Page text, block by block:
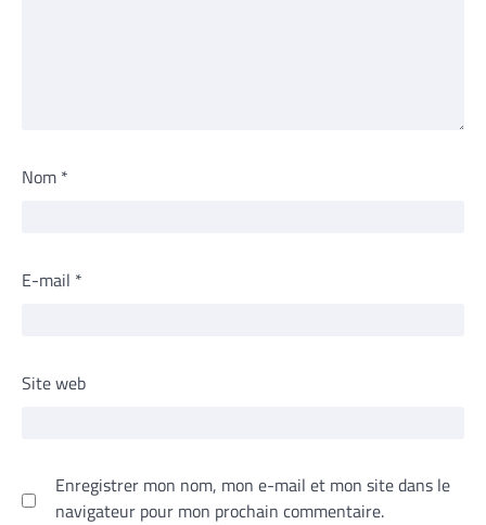
Nom *
E-mail *
Site web
Enregistrer mon nom, mon e-mail et mon site dans le
navigateur pour mon prochain commentaire.